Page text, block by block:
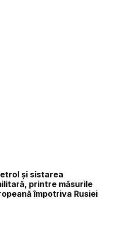
și sistarea
printre măsurile
împotriva Rusiei